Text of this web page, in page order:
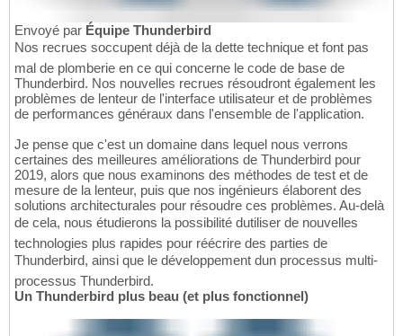
Envoyé par Équipe Thunderbird
Nos recrues soccupent déjà de la dette technique et font pas
mal de plomberie en ce qui concerne le code de base de
Thunderbird. Nos nouvelles recrues résoudront également les
problèmes de lenteur de l'interface utilisateur et de problèmes
de performances généraux dans l'ensemble de l'application.
Je pense que c'est un domaine dans lequel nous verrons
certaines des meilleures améliorations de Thunderbird pour
2019, alors que nous examinons des méthodes de test et de
mesure de la lenteur, puis que nos ingénieurs élaborent des
solutions architecturales pour résoudre ces problèmes. Au-delà
de cela, nous étudierons la possibilité dutiliser de nouvelles
technologies plus rapides pour réécrire des parties de
Thunderbird, ainsi que le développement dun processus multi-
processus Thunderbird.
Un Thunderbird plus beau (et plus fonctionnel)